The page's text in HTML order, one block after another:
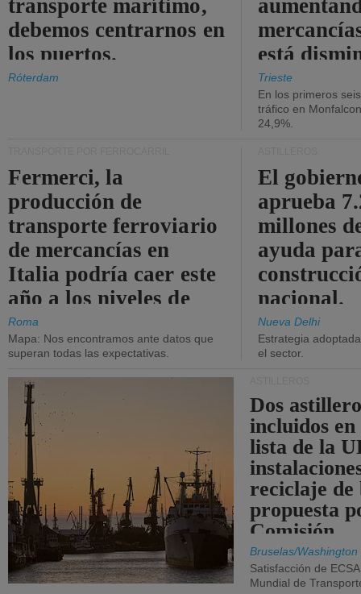
transporte marítimo,
debemos centrarnos en
los puertos.
Róterdam
está
Trieste
En los primeros
tráfico en
24,9%.
Fermerci, la
producción de
transporte ferroviario
de mercancías en
Italia podría caer este
año a los niveles de
2015.
Roma
Mapa: Nos encontramos ante datos que
superan todas las expectativas.
El
aprueba
millones
ayuda
nacional.
Nueva Delhi
Estrategia
el sector.
Dos
incluidos
lista de la
reciclaje de
propuesta
Comisión.
Bruselas/Washington
Satisfacción de
Mundial de